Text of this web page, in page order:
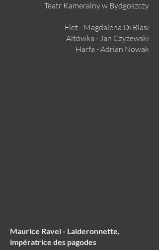
Teatr Kameralny w Bydgoszczy
Flet - Magdalena Di Blasi
Altówka - Jan Czyżewski
Harfa - Adrian Nowak
Maurice Ravel - Laideronnette,
impératrice des pagodes